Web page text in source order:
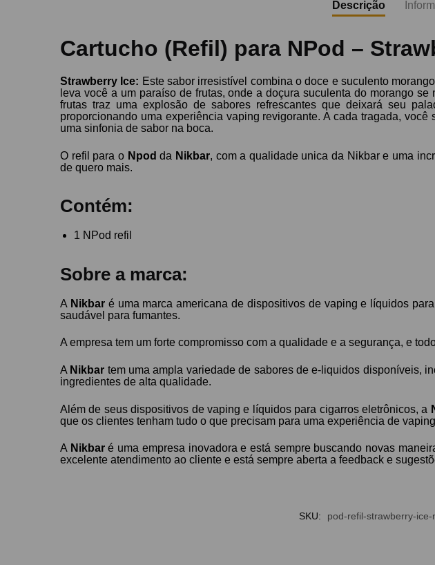
Descrição
Cartucho (Refil) para NPod –
Strawberry Ice: Este sabor irresistível combina o doce e suculento
leva você a um paraíso de frutas, onde a doçura suculenta do morango
frutas traz uma explosão de sabores refrescantes que deixará seu
proporcionando uma experiência vaping revigorante. A cada tragada,
uma sinfonia de sabor na boca.
O refil para o Npod da Nikbar, com a qualidade unica da Nikbar e uma
de quero mais.
Contém:
1 NPod refil
Sobre a marca:
A Nikbaré uma marca americana de dispositivos de vaping e líquidos
saudável para fumantes.
A empresa tem um forte compromisso com a qualidade e a segurança, e
A Nikbar tem uma ampla variedade de sabores de e-liquidos disponíveis,
ingredientes de alta qualidade.
Além de seus dispositivos de vaping e líquidos para cigarros eletrônicos, a
que os clientes tenham tudo o que precisam para uma experiência de
A Nikbaré uma empresa inovadora e está sempre buscando novas
excelente atendimento ao cliente e está sempre aberta a feedback e
SKU: pod-refil-strawberry-ice-